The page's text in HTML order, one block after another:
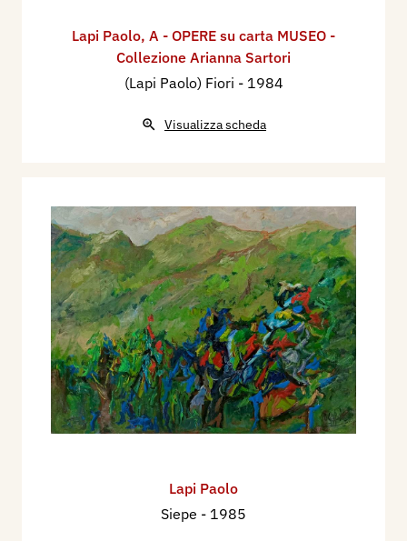
Lapi Paolo, A - OPERE su carta MUSEO -
Collezione Arianna Sartori
(Lapi Paolo) Fiori - 1984
Visualizza scheda
Lapi Paolo
Siepe - 1985